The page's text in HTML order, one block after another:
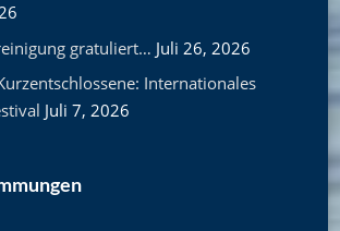
gratuliert… Juli 26, 2026
Internationales
Juli 7, 2026